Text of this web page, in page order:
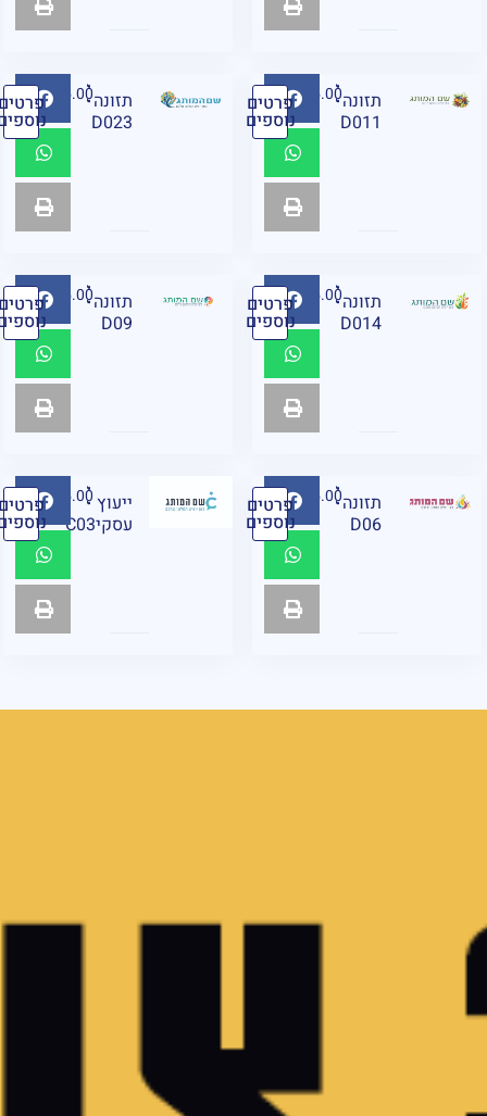
תזונה
D011
₪ 95.00 פרטים
נוספים
תזונה
D023
₪ 95.00 פרטים
נוספים
תזונה
D014
₪ 95.00 פרטים
נוספים
תזונה
D09
₪ 95.00 פרטים
נוספים
תזונה
D06
₪ 95.00 פרטים
נוספים
ייעוץ
עסקיC03
₪ 95.00 פרטים
נוספים